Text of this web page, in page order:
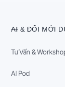
AI & ĐỔI MỚI
Tư Vấn &
AI Pod